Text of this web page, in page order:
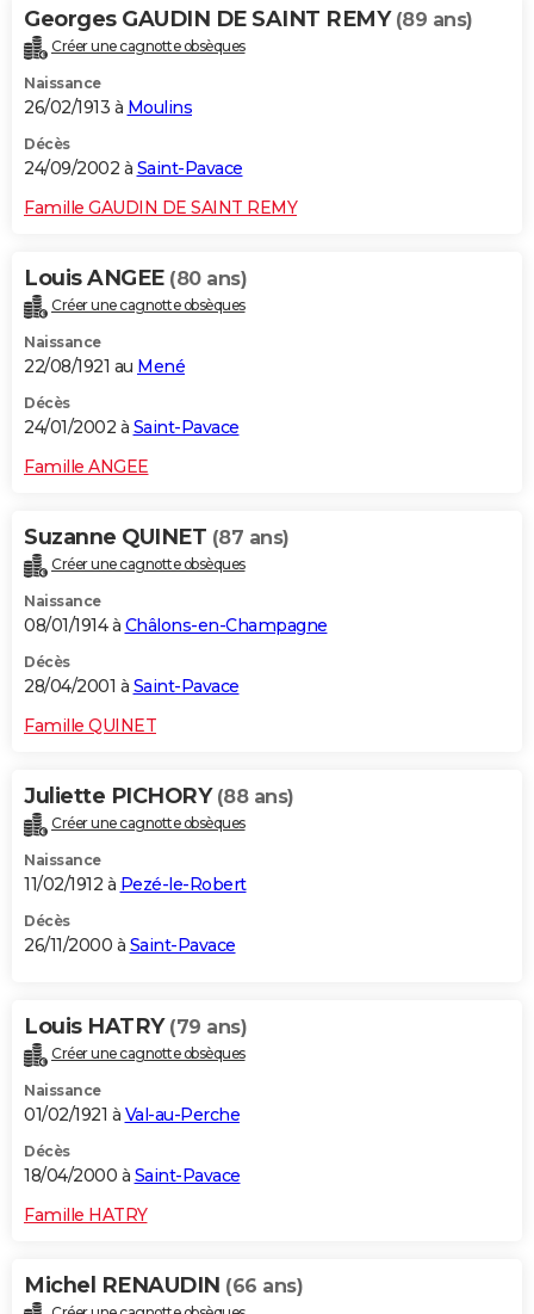
Georges GAUDIN DE SAINT REMY (89 ans)
Créer une cagnotte obsèques
Naissance
26/02/1913 à Moulins
Décès
24/09/2002 à Saint-Pavace
Famille GAUDIN DE SAINT REMY
Louis ANGEE (80 ans)
Créer une cagnotte obsèques
Naissance
22/08/1921 au Mené
Décès
24/01/2002 à Saint-Pavace
Famille ANGEE
Suzanne QUINET (87 ans)
Créer une cagnotte obsèques
Naissance
08/01/1914 à Châlons-en-Champagne
Décès
28/04/2001 à Saint-Pavace
Famille QUINET
Juliette PICHORY (88 ans)
Créer une cagnotte obsèques
Naissance
11/02/1912 à Pezé-le-Robert
Décès
26/11/2000 à Saint-Pavace
Louis HATRY (79 ans)
Créer une cagnotte obsèques
Naissance
01/02/1921 à Val-au-Perche
Décès
18/04/2000 à Saint-Pavace
Famille HATRY
Michel RENAUDIN (66 ans)